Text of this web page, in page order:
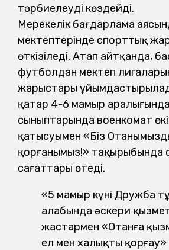
тәрбиелеуді көздейді.
Мерекелік бағдарлама
мектептерінде спорттық
өткізіледі. Атап айтқанда,
футболдан мектеп
жарыстары
қатар 4-6 мамыр
сыныптарында военкомат
қатысуымен «Біз
қорғанымыз!» тақырыбында
сағаттары өтеді.
«5 мамыр күні Дружба
алабында әскери
жастармен «Отанға
ел мен халықты қорғау»